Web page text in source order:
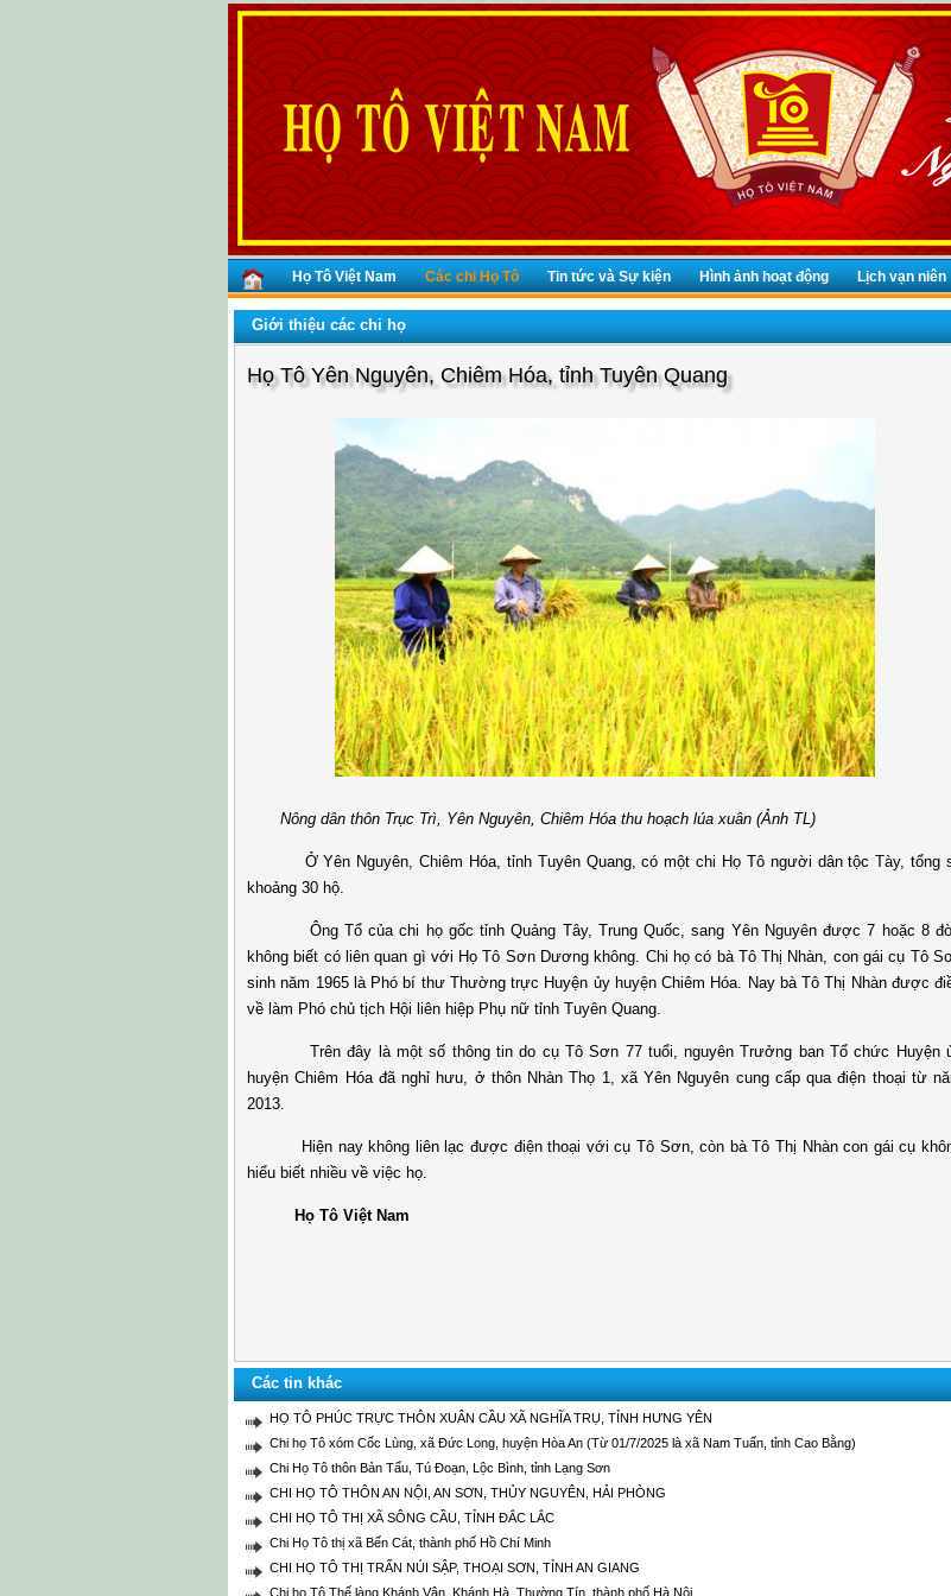
Họ Tô Việt Nam Các chi Họ Tô Tin tức và Sự kiện Hình ảnh hoạt động Lịch vạn niên
Giới thiệu các chi họ
Họ Tô Yên Nguyên, Chiêm Hóa, tỉnh Tuyên Quang
Nông dân thôn Trục Trì, Yên Nguyên, Chiêm Hóa thu hoạch lúa xuân (Ảnh TL)
Ở Yên Nguyên, Chiêm Hóa, tỉnh Tuyên Quang, có một chi Họ Tô người dân tộc Tày, tổng
khoảng 30 hộ.
Ông Tổ của chi họ gốc tỉnh Quảng Tây, Trung Quốc, sang Yên Nguyên được 7 hoặc 8
không biết có liên quan gì với Họ Tô Sơn Dương không. Chi họ có bà Tô Thị Nhàn, con gái cụ Tô
sinh năm 1965 là Phó bí thư Thường trực Huyện ủy huyện Chiêm Hóa. Nay bà Tô Thị Nhàn được
về làm Phó chủ tịch Hội liên hiệp Phụ nữ tỉnh Tuyên Quang.
Trên đây là một số thông tin do cụ Tô Sơn 77 tuổi, nguyên Trưởng ban Tổ chức Huyện
huyện Chiêm Hóa đã nghỉ hưu, ở thôn Nhàn Thọ 1, xã Yên Nguyên cung cấp qua điện thoại từ
2013.
Hiện nay không liên lạc được điện thoại với cụ Tô Sơn, còn bà Tô Thị Nhàn con gái cụ
hiểu biết nhiều về việc họ.
Họ Tô Việt Nam
Các tin khác
HỌ TÔ PHÚC TRỰC THÔN XUÂN CẦU XÃ NGHĨA TRỤ, TỈNH HƯNG YÊN
Chi họ Tô xóm Cốc Lùng, xã Đức Long, huyện Hòa An (Từ 01/7/2025 là xã Nam Tuấn, tỉnh Cao Bằng)
Chi Họ Tô thôn Bản Tấu, Tú Đoạn, Lộc Bình, tỉnh Lạng Sơn
CHI HỌ TÔ THÔN AN NỘI, AN SƠN, THỦY NGUYÊN, HẢI PHÒNG
CHI HỌ TÔ THỊ XÃ SÔNG CẦU, TỈNH ĐẮC LẮC
Chi Họ Tô thị xã Bến Cát, thành phố Hồ Chí Minh
CHI HỌ TÔ THỊ TRẤN NÚI SẬP, THOẠI SƠN, TỈNH AN GIANG
Chi họ Tô Thế làng Khánh Vân, Khánh Hà, Thường Tín, thành phố Hà Nội